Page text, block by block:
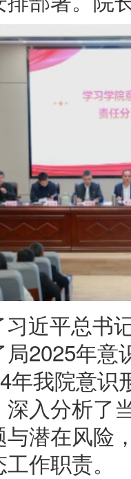
近平总书
2025年
年我院意
入分析了
潜在风险
作职责。